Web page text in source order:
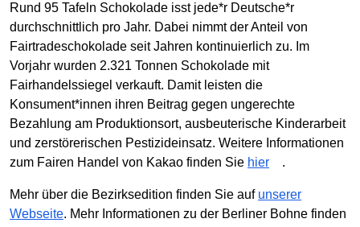
Rund 95 Tafeln Schokolade isst jede*r Deutsche*r
durchschnittlich pro Jahr. Dabei nimmt der Anteil von
Fairtradeschokolade seit Jahren kontinuierlich zu. Im
Vorjahr wurden 2.321 Tonnen Schokolade mit
Fairhandelssiegel verkauft. Damit leisten die
Konsument*innen ihren Beitrag gegen ungerechte
Bezahlung am Produktionsort, ausbeuterische Kinderarbeit
und zerstörerischen Pestizideinsatz. Weitere Informationen
zum Fairen Handel von Kakao finden Sie hier .
Mehr über die Bezirksedition finden Sie auf unserer
Webseite. Mehr Informationen zu der Berliner Bohne finden